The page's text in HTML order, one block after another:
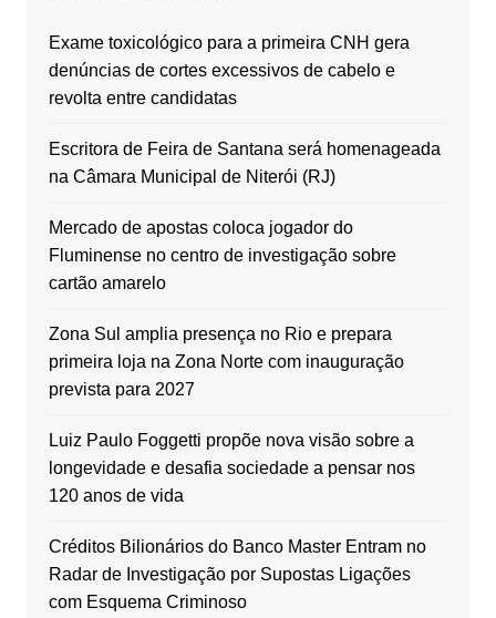
Exame toxicológico para a primeira CNH gera
denúncias de cortes excessivos de cabelo e
revolta entre candidatas
Escritora de Feira de Santana será homenageada
na Câmara Municipal de Niterói (RJ)
Mercado de apostas coloca jogador do
Fluminense no centro de investigação sobre
cartão amarelo
Zona Sul amplia presença no Rio e prepara
primeira loja na Zona Norte com inauguração
prevista para 2027
Luiz Paulo Foggetti propõe nova visão sobre a
longevidade e desafia sociedade a pensar nos
120 anos de vida
Créditos Bilionários do Banco Master Entram no
Radar de Investigação por Supostas Ligações
com Esquema Criminoso